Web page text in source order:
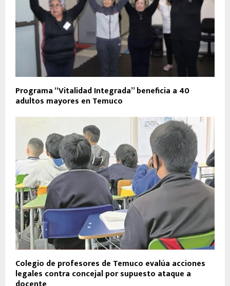
Programa “Vitalidad Integrada” beneficia a 40
adultos mayores en Temuco
Colegio de profesores de Temuco evalúa acciones
legales contra concejal por supuesto ataque a